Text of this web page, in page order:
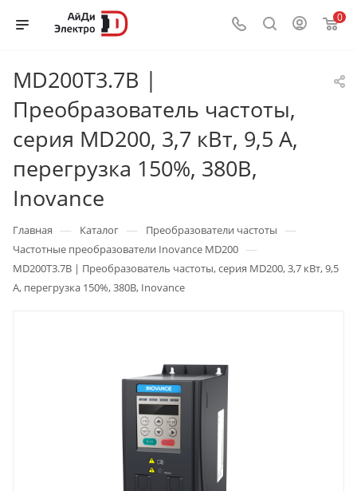
0
MD200T3.7B |
Преобразователь частоты,
серия MD200, 3,7 кВт, 9,5 А,
перегрузка 150%, 380B,
Inovance
Главная — Каталог — Преобразователи частоты —
Частотные преобразователи Inovance MD200 —
MD200T3.7B | Преобразователь частоты, серия MD200, 3,7 кВт, 9,5
А, перегрузка 150%, 380B, Inovance